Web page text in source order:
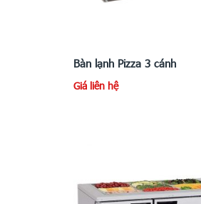
Bàn lạnh Pizza 3 cánh
Giá liên hệ